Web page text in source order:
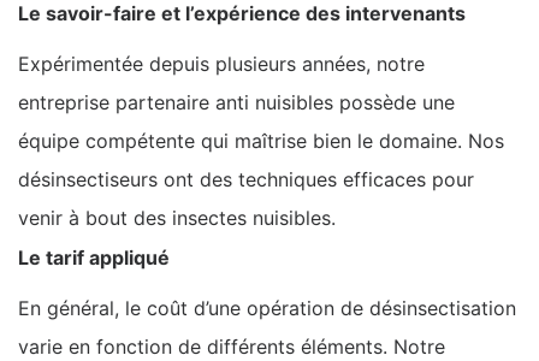
Le savoir-faire et l’expérience des intervenants
Expérimentée depuis plusieurs années, notre
entreprise partenaire anti nuisibles possède une
équipe compétente qui maîtrise bien le domaine. Nos
désinsectiseurs ont des techniques efficaces pour
venir à bout des insectes nuisibles.
Le tarif appliqué
En général, le coût d’une opération de désinsectisation
varie en fonction de différents éléments. Notre